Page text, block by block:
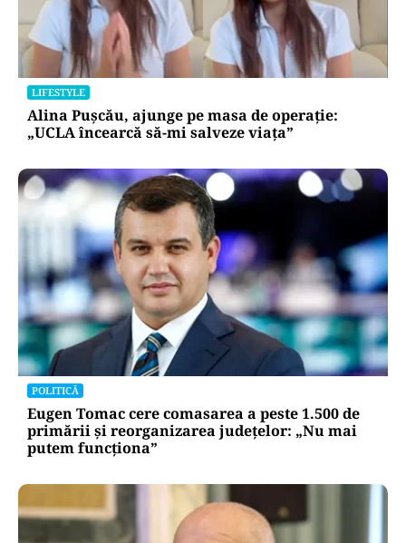
LIFESTYLE
Alina Pușcău, ajunge pe masa de operație:
„UCLA încearcă să-mi salveze viața”
POLITICĂ
Eugen Tomac cere comasarea a peste 1.500 de
primării și reorganizarea județelor: „Nu mai
putem funcționa”